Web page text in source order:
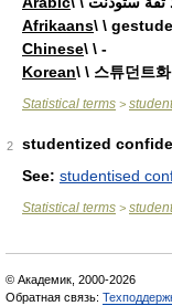
Afrikaans\ \
Chinese\ \ -
Korean\ \ 스튜던트
Statistical terms >
2
studentized
See: studentised
Statistical terms >
© Академик, 2000-2026
Обратная связь: